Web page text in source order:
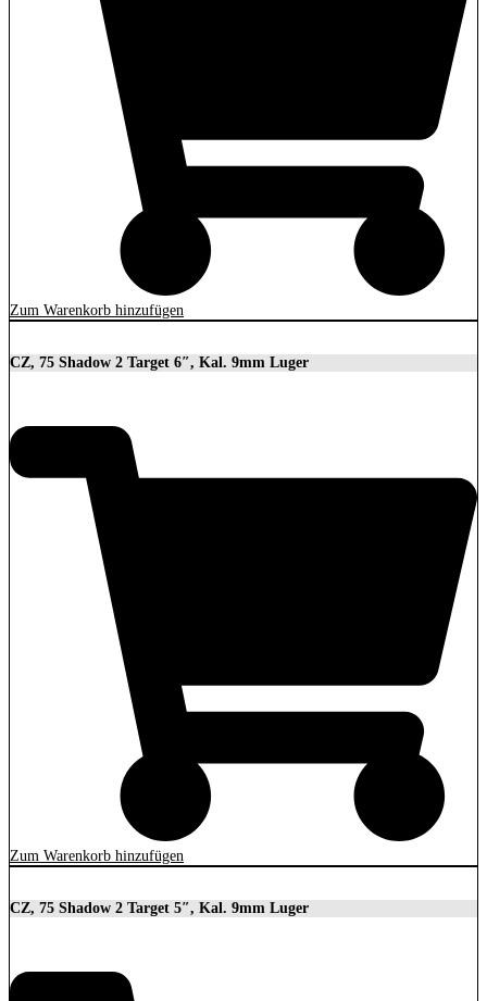
Zum Warenkorb hinzufügen
CZ, 75 Shadow 2 Target 6″, Kal. 9mm Luger
Zum Warenkorb hinzufügen
CZ, 75 Shadow 2 Target 5″, Kal. 9mm Luger